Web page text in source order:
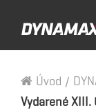
Úvod /
Vydarené